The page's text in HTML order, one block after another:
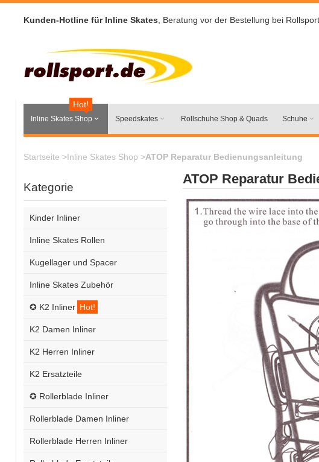
Kunden-Hotline für Inline Skates , Beratung vor der Bestellung bei
Inline Skates Shop
Hot!
Speedskates Rollschuhe Shop & Quads Schuhe
Startseite >Inline Skates Shop >ATOP Reparatur Bedienungsanleitung
ATOP Reparatur
Kategorie
Kinder Inliner
Inline Skates Rollen
Kugellager und Spacer
Inline Skates Zubehör
✪ K2 Inliner Hot!
K2 Damen Inliner
K2 Herren Inliner
K2 Ersatzteile
✪ Rollerblade Inliner
Rollerblade Damen Inliner
Rollerblade Herren Inliner